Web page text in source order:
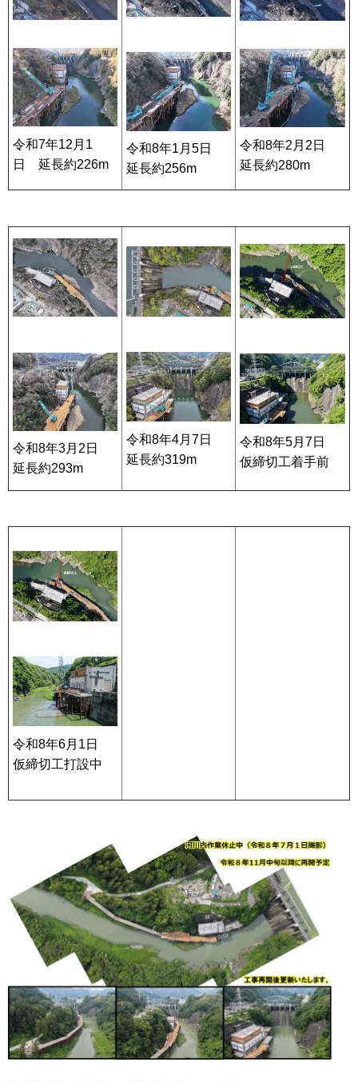
令和7年12月1
日 延長約226m
令和8年1月5日
延長約256m
令和8年2月2日
延長約280m
令和8年3月2日
延長約293m
令和8年4月7日
延長約319m
令和8年5月7日
仮締切工着手前
令和8年6月1日
仮締切工打設中